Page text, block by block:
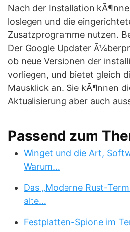
Nach der Installation
loslegen und die
Zusatzprogramme nutzen.
Der Google Updater
ob neue Versionen der
vorliegen, und bietet gleich
Mausklick an. Sie kÃ¶nnen
Aktualisierung aber auch
Passend zum
Winget und die Art,
Warum…
Das „Moderne Rust-
alte…
Festplatten-Spione im